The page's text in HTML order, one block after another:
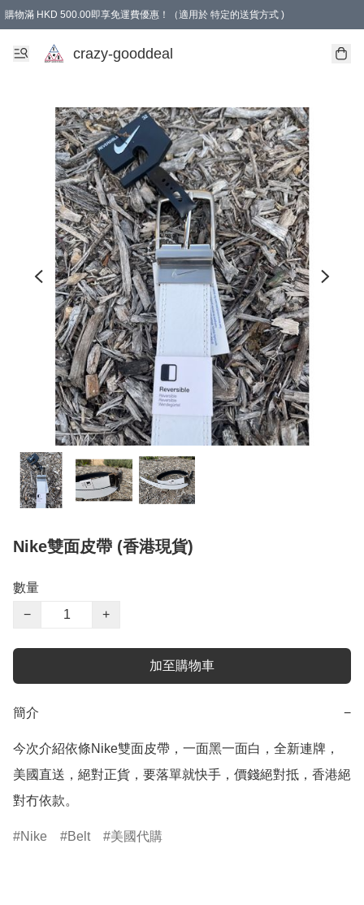
購物滿 HKD 500.00即享免運費優惠！（適用於 特定的送貨方式 )
成為會員可享免費禮品
crazy-gooddeal
Nike雙面皮帶 (香港現貨)
數量
−
+
加至購物車
簡介 −
今次介紹依條Nike雙面皮帶，一面黑一面白，全新連牌，
美國直送，絕對正貨，要落單就快手，價錢絕對抵，香港絕
對冇依款。
Nike Belt 美國代購